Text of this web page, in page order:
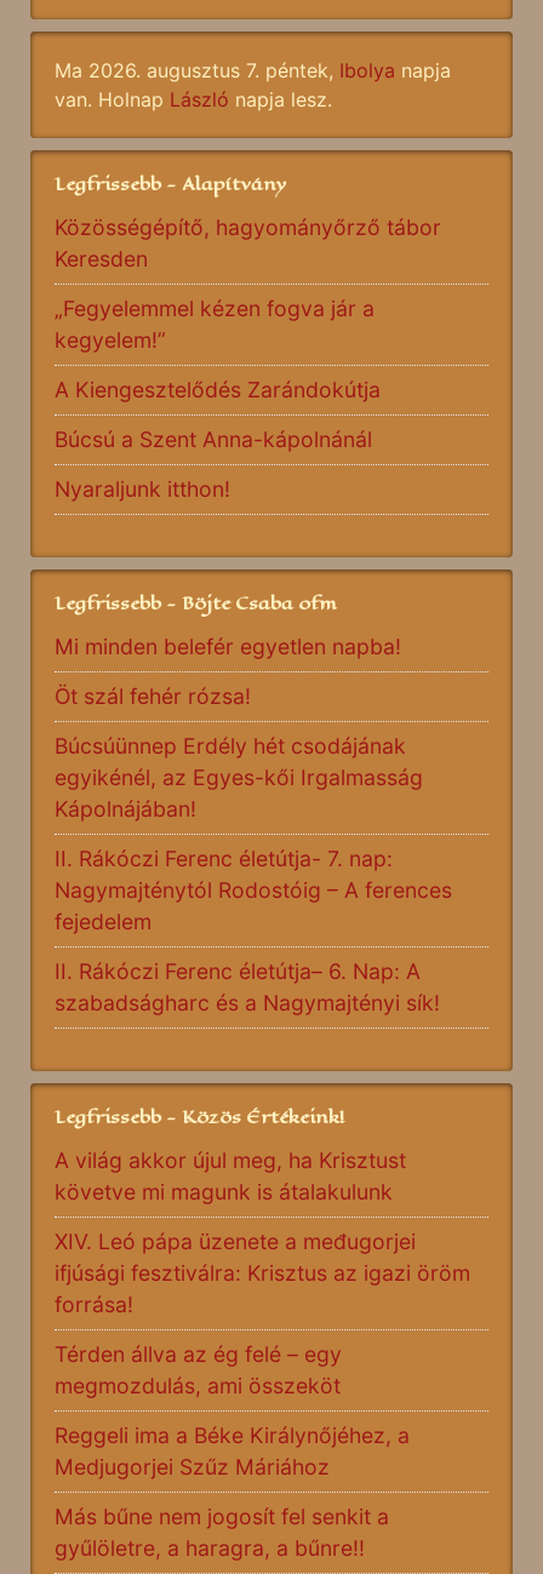
Ma 2026. augusztus 7. péntek, Ibolya napja
van. Holnap László napja lesz.
Legfrissebb - Alapítvány
Közösségépítő, hagyományőrző tábor
Keresden
„Fegyelemmel kézen fogva jár a
kegyelem!”
A Kiengesztelődés Zarándokútja
Búcsú a Szent Anna-kápolnánál
Nyaraljunk itthon!
Legfrissebb - Böjte Csaba ofm
Mi minden belefér egyetlen napba!
Öt szál fehér rózsa!
Búcsúünnep Erdély hét csodájának
egyikénél, az Egyes-kői Irgalmasság
Kápolnájában!
II. Rákóczi Ferenc életútja- 7. nap:
Nagymajténytól Rodostóig – A ferences
fejedelem
II. Rákóczi Ferenc életútja– 6. Nap: A
szabadságharc és a Nagymajtényi sík!
Legfrissebb - Közös Értékeink!
A világ akkor újul meg, ha Krisztust
követve mi magunk is átalakulunk
XIV. Leó pápa üzenete a međugorjei
ifjúsági fesztiválra: Krisztus az igazi öröm
forrása!
Térden állva az ég felé – egy
megmozdulás, ami összeköt
Reggeli ima a Béke Királynőjéhez, a
Medjugorjei Szűz Máriához
Más bűne nem jogosít fel senkit a
gyűlöletre, a haragra, a bűnre!!